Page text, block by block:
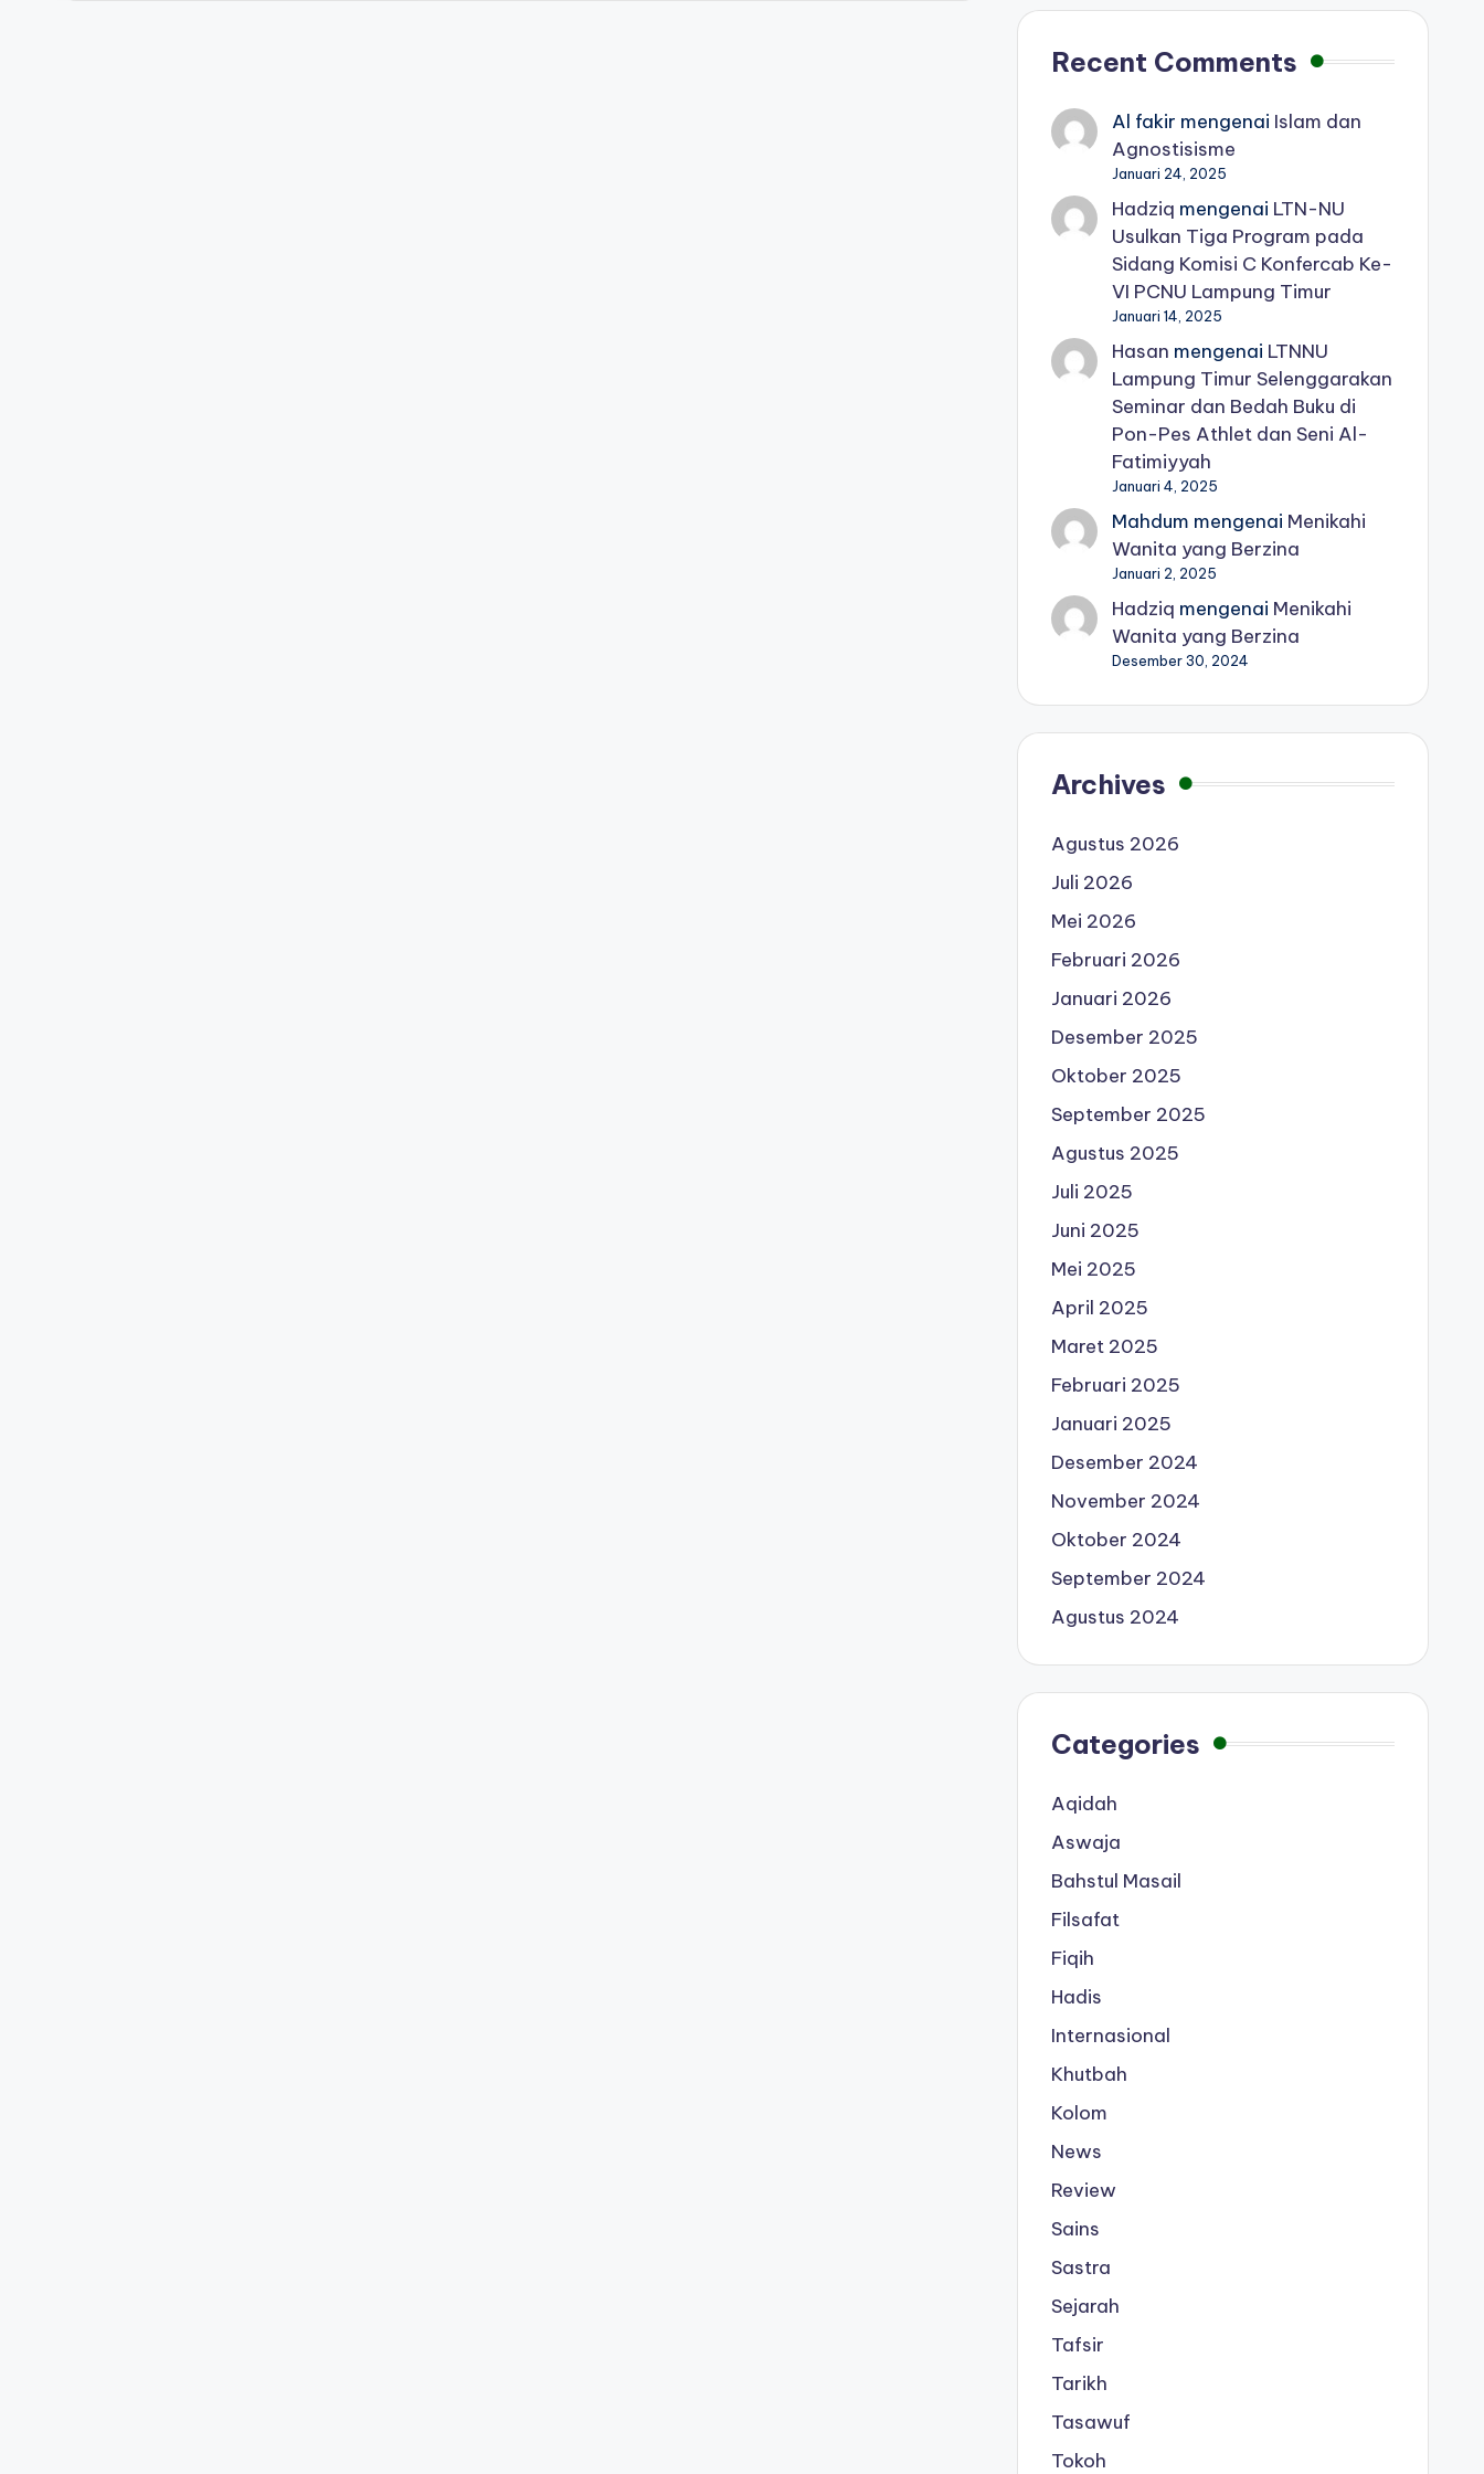
Recent Comments
Al fakir mengenai Islam dan
Agnostisisme
Januari 24, 2025
Hadziq mengenai LTN-NU
Usulkan Tiga Program pada
Sidang Komisi C Konfercab Ke-
VI PCNU Lampung Timur
Januari 14, 2025
Hasan mengenai LTNNU
Lampung Timur Selenggarakan
Seminar dan Bedah Buku di
Pon-Pes Athlet dan Seni Al-
Fatimiyyah
Januari 4, 2025
Mahdum mengenai Menikahi
Wanita yang Berzina
Januari 2, 2025
Hadziq mengenai Menikahi
Wanita yang Berzina
Desember 30, 2024
Archives
Agustus 2026
Juli 2026
Mei 2026
Februari 2026
Januari 2026
Desember 2025
Oktober 2025
September 2025
Agustus 2025
Juli 2025
Juni 2025
Mei 2025
April 2025
Maret 2025
Februari 2025
Januari 2025
Desember 2024
November 2024
Oktober 2024
September 2024
Agustus 2024
Categories
Aqidah
Aswaja
Bahstul Masail
Filsafat
Fiqih
Hadis
Internasional
Khutbah
Kolom
News
Review
Sains
Sastra
Sejarah
Tafsir
Tarikh
Tasawuf
Tokoh